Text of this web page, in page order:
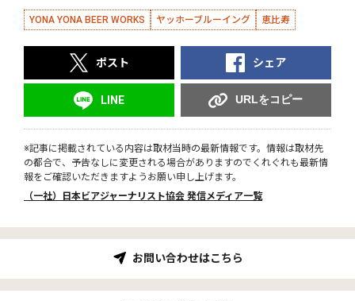
YONA YONA BEER WORKS ヤッホーブルーイング 恵比寿
ポスト シェア
LINE URLをコピー
※記事に掲載されている内容は取材当時の最新情報です。情報は取材先
の都合で、予告なしに変更される場合がありますのでくれぐれも最新情
報をご確認いただきますようお願い申し上げます。
（一社）日本ビアジャーナリスト協会 発信メディア一覧
お問い合わせはこちら